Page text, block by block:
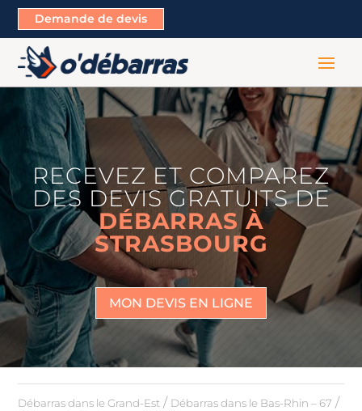
Demande de devis
RECEVEZ ET COMPAREZ
DES DEVIS GRATUITS DE
DÉBARRAS À
STRASBOURG
MON DEVIS EN LIGNE
Débarras dans le Grand-Est / Débarras dans le Bas-Rhin – 67 /